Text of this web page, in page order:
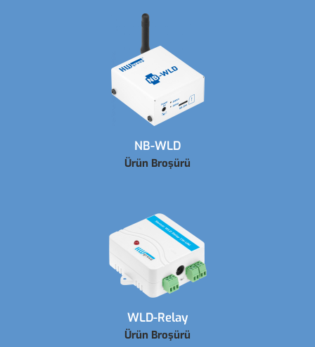
NB-WLD
Ürün Broşürü
WLD-Relay
Ürün Broşürü